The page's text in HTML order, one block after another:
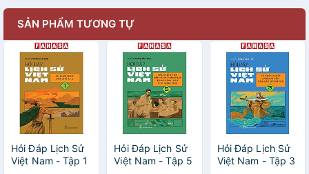
SẢN PHẨM TƯƠNG TỰ
Hỏi Đáp Lịch Sử
Việt Nam - Tập 1
Hỏi Đáp Lịch Sử
Việt Nam - Tập 5
Hỏi Đáp Lịch Sử
Việt Nam - Tập 3